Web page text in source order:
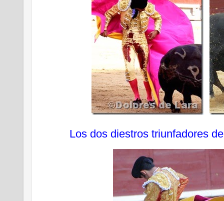
Los dos diestros triunfadores